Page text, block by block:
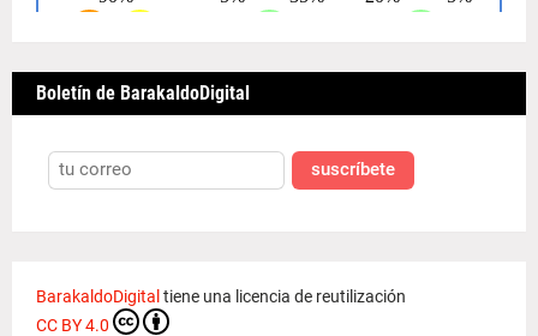
Boletín de BarakaldoDigital
suscríbete
BarakaldoDigital tiene una licencia de reutilización
CC BY 4.0